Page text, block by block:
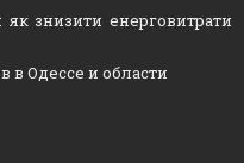
знизити енерговитрати
в Одессе и области